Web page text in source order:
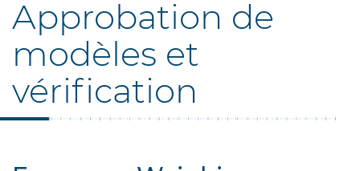
Approbation de
modèles et
vérification